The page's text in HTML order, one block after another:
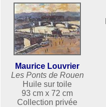
Maurice Louvrier
Les Ponts de Rouen
Huile sur toile
93 cm x 72 cm
Collection privée